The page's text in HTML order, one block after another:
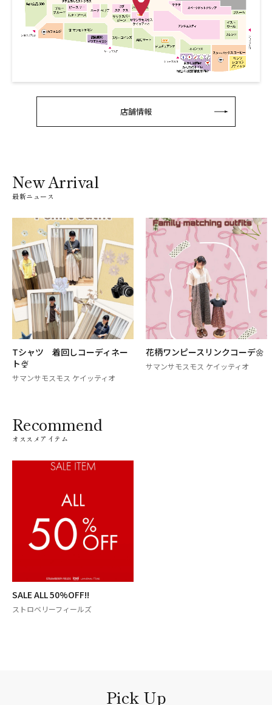
店舗情報
New Arrival
最新ニュース
Tシャツ 着回しコーディネー
ト🍨
サマンサモスモス ケイッティオ
花柄ワンピースリンクコーデ🌼
サマンサモスモス ケイッティオ
Recommend
オススメアイテム
SALE ALL 50%OFF!!
ストロベリーフィールズ